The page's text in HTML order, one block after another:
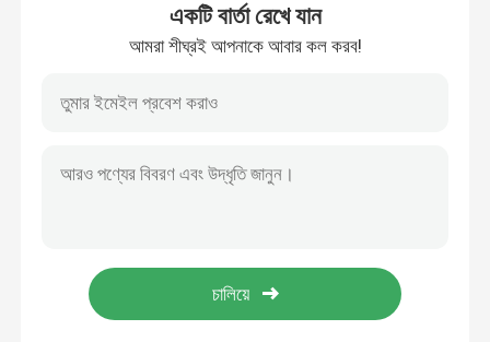
বোনা তারের কাপড়
ঝালাই তারের জাল
একটি বার্তা রেখে যান
আমরা শীঘ্রই আপনাকে আবার কল করব!